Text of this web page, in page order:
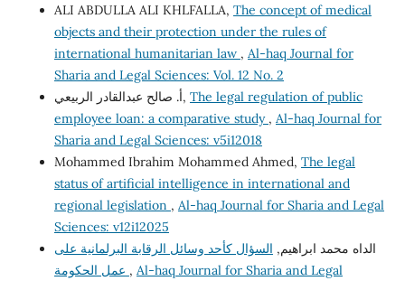
ALI ABDULLA ALI KHLFALLA, The concept of medical
objects and their protection under the rules of
international humanitarian law , Al-haq Journal for
Sharia and Legal Sciences: Vol. 12 No. 2
أ. صالح عبدالقادر الربيعي, The legal regulation of public
employee loan: a comparative study , Al-haq Journal for
Sharia and Legal Sciences: v5i12018
Mohammed Ibrahim Mohammed Ahmed, The legal
status of artificial intelligence in international and
regional legislation , Al-haq Journal for Sharia and Legal
Sciences: v12i12025
الداه محمد ابراهيم, السؤال كأحد وسائل الرقابة البرلمانية على
, Al-haq Journal for Sharia and Legal